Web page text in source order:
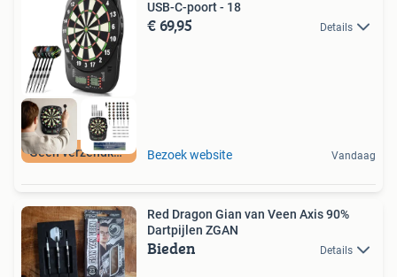
Geen verzendkosten
USB-C-poort - 18
€ 69,95 Details
Bezoek website Vandaag
Red Dragon Gian van Veen Axis 90%
Dartpijlen ZGAN
Bieden Details